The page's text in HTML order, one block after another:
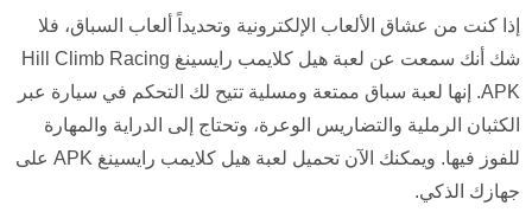
إذا كنت من عشاق الألعاب الإلكترونية وتحديداً ألعاب السباق، فلا
شك أنك سمعت عن لعبة هيل كلايمب رايسينغ Hill Climb Racing
APK. إنها لعبة سباق ممتعة ومسلية تتيح لك التحكم في سيارة عبر
الكثبان الرملية والتضاريس الوعرة، وتحتاج إلى الدراية والمهارة
للفوز فيها. ويمكنك الآن تحميل لعبة هيل كلايمب رايسينغ APK على
جهازك الذكي.